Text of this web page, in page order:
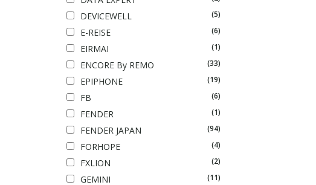
DEVICEWELL (5)
E-REISE (6)
EIRMAI (1)
ENCORE By REMO (33)
EPIPHONE (19)
FB (6)
FENDER (1)
FENDER JAPAN (94)
FORHOPE (4)
FXLION (2)
GEMINI (11)